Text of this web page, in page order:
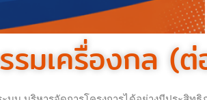
รมเครื่องกล (ต่